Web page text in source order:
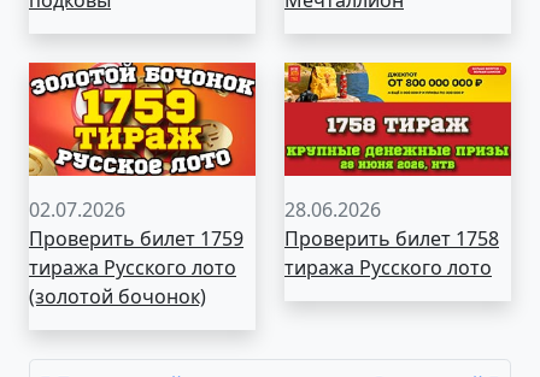
02.07.2026
Проверить билет 1759
тиража Русского лото
(золотой бочонок)
28.06.2026
Проверить билет 1758
тиража Русского лото